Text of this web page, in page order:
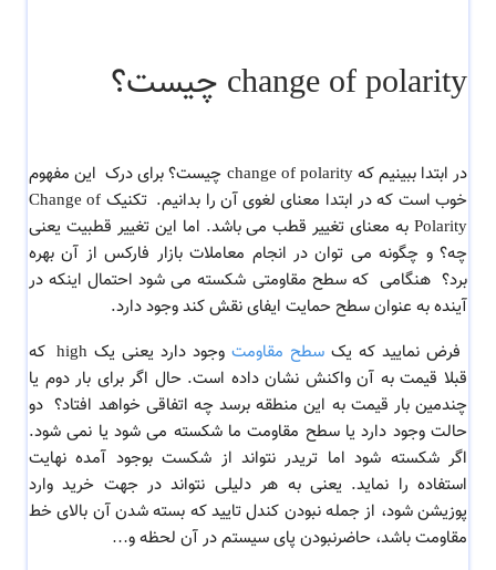
change of polarity چیست؟
در ابتدا ببینیم که change of polarity چیست؟ برای درک این مفهوم
خوب است که در ابتدا معنای لغوی آن را بدانیم. تکنیک Change of
Polarity به معنای تغییر قطب می باشد. اما این تغییر قطبیت یعنی
چه؟ و چگونه می توان در انجام معاملات بازار فارکس از آن بهره
برد؟ هنگامی که سطح مقاومتی شکسته می شود احتمال اینکه در
آینده به عنوان سطح حمایت ایفای نقش کند وجود دارد.
فرض نمایید که یک سطح مقاومت
وجود دارد یعنی یک high که
قبلا قیمت به آن واکنش نشان داده است. حال اگر برای بار دوم یا
چندمین بار قیمت به این منطقه برسد چه اتفاقی خواهد افتاد؟ دو
حالت وجود دارد یا سطح مقاومت ما شکسته می شود یا نمی شود.
اگر شکسته شود اما تریدر نتواند از شکست بوجود آمده نهایت
استفاده را نماید. یعنی به هر دلیلی نتواند در جهت خرید وارد
پوزیشن شود، از جمله نبودن کندل تایید که بسته شدن آن بالای خط
مقاومت باشد، حاضرنبودن پای سیستم در آن لحظه و…